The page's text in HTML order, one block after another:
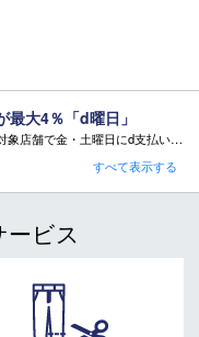
す。
でご注文のタイミン
場合があります。
大4％「d曜日」
■ 有賀園ゴルフオンラインAGO含む対象店舗で金・土曜日にd支払いをすると
AM 0:00 - PM 23:59
ン/新規登録が必要です。
く場合があります。
ページでエントリーが必要です。
すべて表示する
ビス